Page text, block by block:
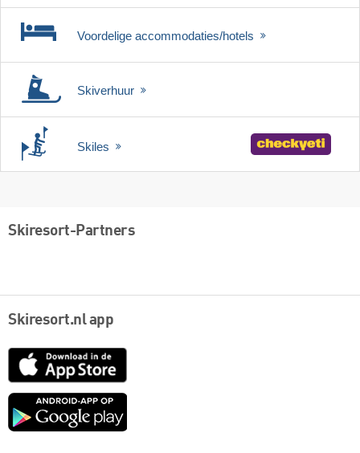
Voordelige accommodaties/hotels
Skiverhuur
Skiles
Skiresort-Partners
Skiresort.nl app
App
Google